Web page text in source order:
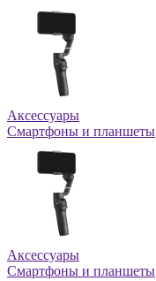
Аксессуары
Смартфоны и планшеты
Аксессуары
Смартфоны и планшеты